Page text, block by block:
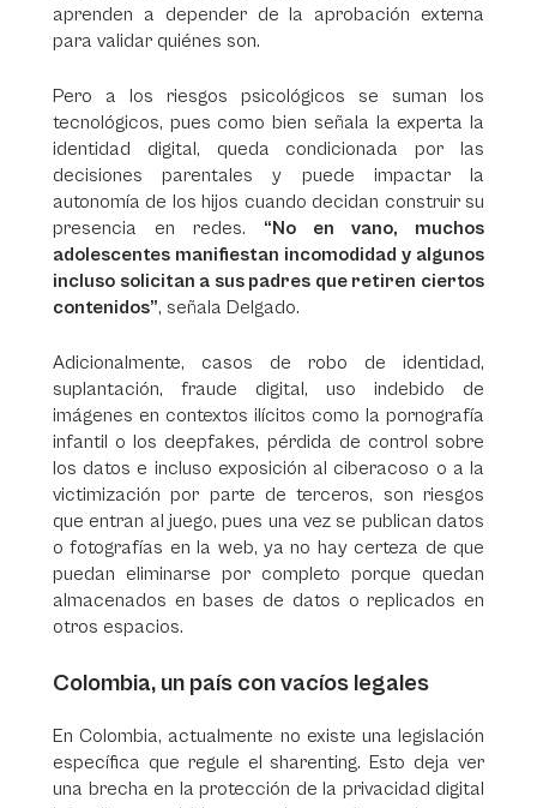
aprenden a depender de la aprobación externa
para validar quiénes son.
Pero a los riesgos psicológicos se suman los
tecnológicos, pues como bien señala la experta la
identidad digital, queda condicionada por las
decisiones parentales y puede impactar la
autonomía de los hijos cuando decidan construir su
presencia en redes. “No en vano, muchos
adolescentes manifiestan incomodidad y algunos
incluso solicitan a sus padres que retiren ciertos
contenidos”, señala Delgado.
Adicionalmente, casos de robo de identidad,
suplantación, fraude digital, uso indebido de
imágenes en contextos ilícitos como la pornografía
infantil o los deepfakes, pérdida de control sobre
los datos e incluso exposición al ciberacoso o a la
victimización por parte de terceros, son riesgos
que entran al juego, pues una vez se publican datos
o fotografías en la web, ya no hay certeza de que
puedan eliminarse por completo porque quedan
almacenados en bases de datos o replicados en
otros espacios.
Colombia, un país con vacíos legales
En Colombia, actualmente no existe una legislación
específica que regule el sharenting. Esto deja ver
una brecha en la protección de la privacidad digital